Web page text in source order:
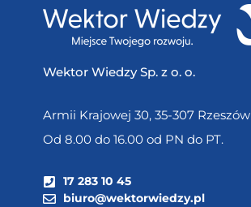
Wektor Wiedzy Sp. z o. o.
Armii Krajowej 30, 35-307 Rzeszów
Od 8.00 do 16.00 od PN do PT.
17 283 10 45
biuro@wektorwiedzy.pl